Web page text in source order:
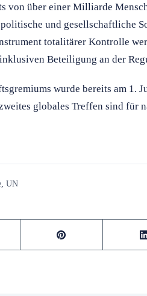
von über einer Milliarde
und gesellschaftliche
totalitärer Kontrolle
Beteiligung an der
wurde bereits am 1.
globales Treffen sind für
UN